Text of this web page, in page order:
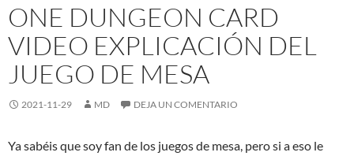
ONE DUNGEON CARD
VIDEO EXPLICACIÓN DEL
JUEGO DE MESA
2021-11-29 MD DEJA UN COMENTARIO
Ya sabéis que soy fan de los juegos de mesa, pero si a eso le